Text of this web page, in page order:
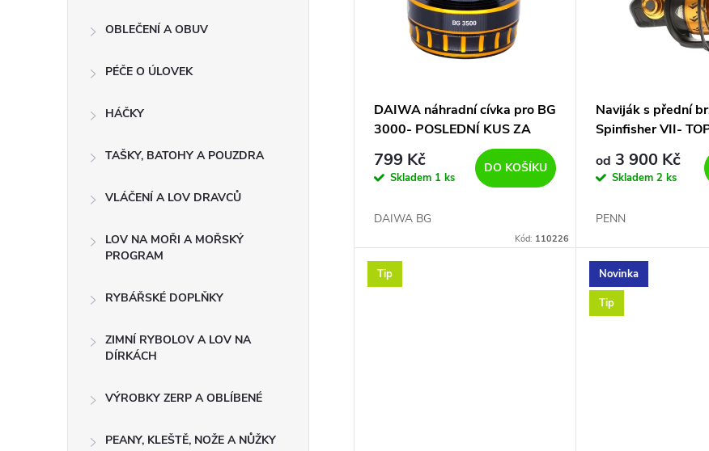
OBLEČENÍ A OBUV
PÉČE O ÚLOVEK
HÁČKY
TAŠKY, BATOHY A POUZDRA
VLÁČENÍ A LOV DRAVCŮ
LOV NA MOŘI A MOŘSKÝ
PROGRAM
RYBÁŘSKÉ DOPLŇKY
ZIMNÍ RYBOLOV A LOV NA
DÍRKÁCH
VÝROBKY ZERP A OBLÍBENÉ
PEANY, KLEŠTĚ, NOŽE A NŮŽKY
k
d
u
DAIWA náhradní cívka pro BG
3000- POSLEDNÍ KUS ZA
TOP CENU
799 Kč
Skladem 1 ks
DO KOŠÍKU
DAIWA BG
Kód: 110226
Naviják s přední
Spinfisher VII-
od 3 900 Kč
Skladem2 ks
PENN
Tip
Novinka
Tip